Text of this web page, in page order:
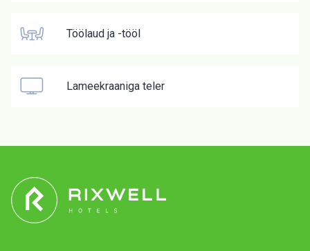
Töölaud ja -tööl
Lameekraaniga teler